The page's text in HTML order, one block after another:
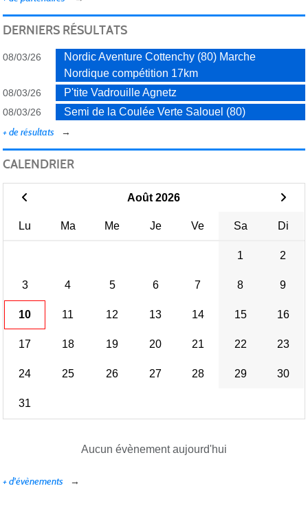
DERNIERS RÉSULTATS
08/03/26
Nordic Aventure Cottenchy (80) Marche
Nordique compétition 17km
08/03/26 P'tite Vadrouille Agnetz
08/03/26
Semi de la Coulée Verte Salouel (80)
+ de résultats
CALENDRIER
Août 2026
Lu Ma Me Je Ve Sa Di
1 2
3 4 5 6 7 8 9
10 11 12 13 14 15 16
17 18 19 20 21 22 23
24 25 26 27 28 29 30
31
Aucun évènement aujourd'hui
+ d'évènements